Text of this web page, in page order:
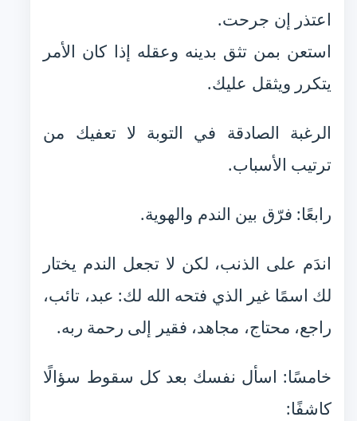
اعتذر إن جرحت.
استعن بمن تثق بدينه وعقله إذا كان الأمر
يتكرر ويثقل عليك.
الرغبة الصادقة في التوبة لا تعفيك من
ترتيب الأسباب.
رابعًا: فرّق بين الندم والهوية.
اندَم على الذنب، لكن لا تجعل الندم يختار
لك اسمًا غير الذي فتحه الله لك: عبد، تائب،
راجع، محتاج، مجاهد، فقير إلى رحمة ربه.
خامسًا: اسأل نفسك بعد كل سقوط سؤالًا
كاشفًا: